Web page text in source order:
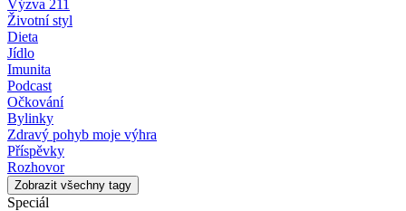
Výzva 211
Životní styl
Dieta
Jídlo
Imunita
Podcast
Očkování
Bylinky
Zdravý pohyb moje výhra
Příspěvky
Rozhovor
Zobrazit všechny tagy
Speciál